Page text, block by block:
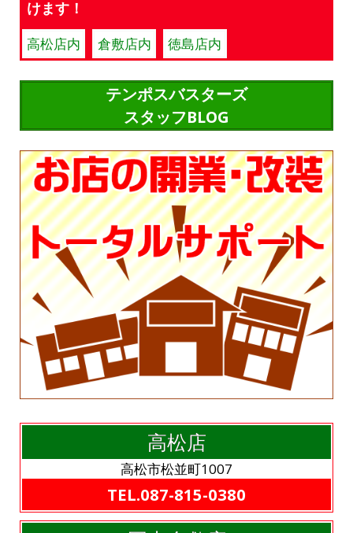
けます！
高松店内 倉敷店内 徳島店内
テンポスバスターズ
スタッフBLOG
高松店
高松市松並町1007
TEL.087-815-0380